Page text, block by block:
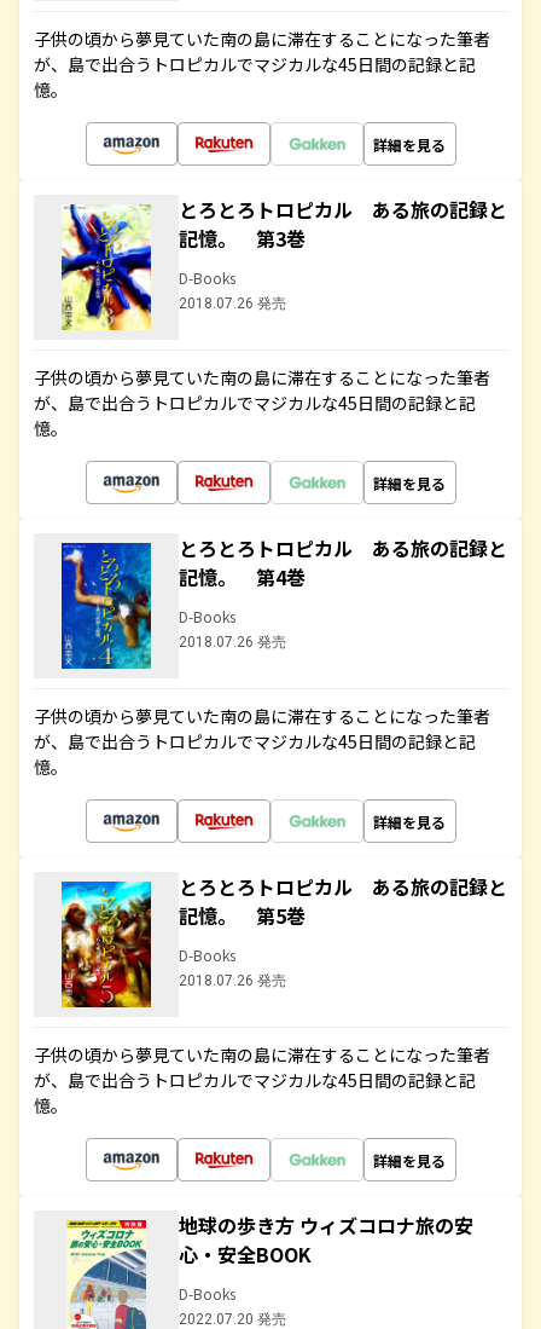
子供の頃から夢見ていた南の島に滞在することになった筆者
が、島で出合うトロピカルでマジカルな45日間の記録と記
憶。
詳細を見る
とろとろトロピカル ある旅の記録と
記憶。 第3巻
D-Books
2018.07.26 発売
子供の頃から夢見ていた南の島に滞在することになった筆者
が、島で出合うトロピカルでマジカルな45日間の記録と記
憶。
詳細を見る
とろとろトロピカル ある旅の記録と
記憶。 第4巻
D-Books
2018.07.26 発売
子供の頃から夢見ていた南の島に滞在することになった筆者
が、島で出合うトロピカルでマジカルな45日間の記録と記
憶。
詳細を見る
とろとろトロピカル ある旅の記録と
記憶。 第5巻
D-Books
2018.07.26 発売
子供の頃から夢見ていた南の島に滞在することになった筆者
が、島で出合うトロピカルでマジカルな45日間の記録と記
憶。
詳細を見る
地球の歩き方 ウィズコロナ旅の安
心・安全BOOK
D-Books
2022.07.20 発売